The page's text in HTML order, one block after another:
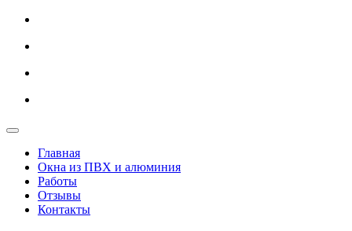
Главная
Окна из ПВХ и алюминия
Работы
Отзывы
Контакты